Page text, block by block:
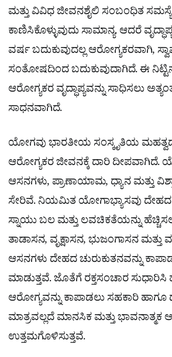
ಮತ್ತು ವಿವಿಧ ಜೀವನಶೈಲಿ ಸಂಬಂಧಿತ
ಕಾಣಿಸಿಕೊಳ್ಳುವುದು ಸಾಮಾನ್ಯ. ಆದರೆ
ವರ್ಷ ಬದುಕುವುದಲ್ಲ ಆರೋಗ್ಯಕರವಾಗಿ,
ಸಂತೋಷದಿಂದ ಬದುಕುವುದಾಗಿದೆ. ಈ
ಆರೋಗ್ಯಕರ ವೃದ್ಧಾಪ್ಯವನ್ನು ಸಾಧಿಸಲು
ಸಾಧನವಾಗಿದೆ.
ಯೋಗವು ಭಾರತೀಯ ಸಂಸ್ಕೃತಿಯ
ಆರೋಗ್ಯಕರ ಜೀವನಕ್ಕೆ ದಾರಿ ದೀಪವಾಗಿದೆ.
ಆಸನಗಳು, ಪ್ರಾಣಾಯಾಮ, ಧ್ಯಾನ ಮತ್ತು
ಸೇರಿವೆ. ನಿಯಮಿತ ಯೋಗಾಭ್ಯಾಸವು
ಸ್ನಾಯು ಬಲ ಮತ್ತು ಲವಚಿಕತೆಯನ್ನು
ತಾಡಾಸನ, ವೃಕ್ಷಾಸನ, ಭುಜಂಗಾಸನ
ಆಸನಗಳು ದೇಹದ ಚುರುಕುತನವನ್ನು
ಮಾಡುತ್ತವೆ. ಜೊತೆಗೆ ರಕ್ತಸಂಚಾರ
ಆರೋಗ್ಯವನ್ನು ಕಾಪಾಡಲು ಸಹಕಾರಿ ಹಾಗೂ
ಮಾತ್ರವಲ್ಲದೆ ಮಾನಸಿಕ ಮತ್ತು ಭಾವನಾತ್ಮಕ
ಉತ್ತಮಗೊಳಿಸುತ್ತವೆ.